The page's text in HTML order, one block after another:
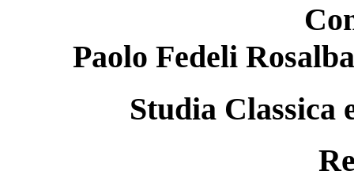
Paolo Fedeli
Studia Classica